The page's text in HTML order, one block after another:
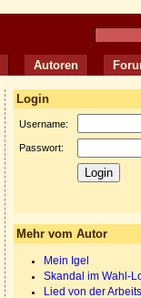
Autoren
Login
Username:
Passwort:
Mehr vom Autor
Mein Igel
Skandal im Wahl-
Lied von der